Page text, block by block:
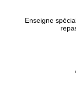
Enseigne